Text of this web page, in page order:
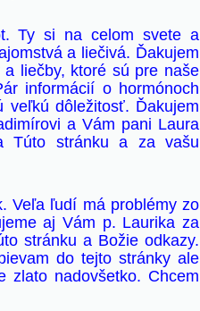
Ty si na celom svete a
a liečivá. Ďakujem
liečby, ktoré sú pre naše
informácií o hormónoch
veľkú dôležitosť. Ďakujem
a Vám pani Laura
Túto stránku a za vašu
Veľa ľudí má problémy zo
aj Vám p. Laurika za
stránku a Božie odkazy.
do tejto stránky ale
nadovšetko. Chcem